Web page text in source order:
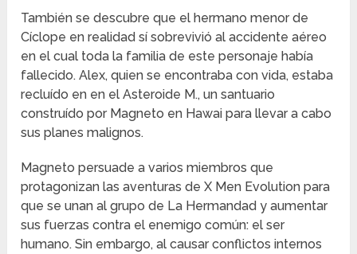
También se descubre que el hermano menor de
Cíclope en realidad sí sobrevivió al accidente aéreo
en el cual toda la familia de este personaje había
fallecido. Alex, quien se encontraba con vida, estaba
recluído en en el Asteroide M., un santuario
construído por Magneto en Hawai para llevar a cabo
sus planes malignos.
Magneto persuade a varios miembros que
protagonizan las aventuras de X Men Evolution para
que se unan al grupo de La Hermandad y aumentar
sus fuerzas contra el enemigo común: el ser
humano. Sin embargo, al causar conflictos internos